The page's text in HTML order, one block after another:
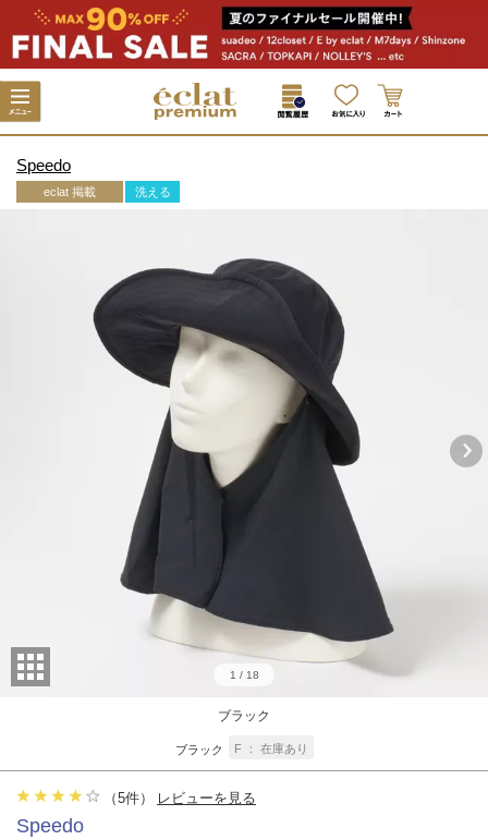
Speedo
eclat 掲載 洗える
1 / 18
ブラック
ブラック F 在庫あり
（5件） レビューを見る
Speedo